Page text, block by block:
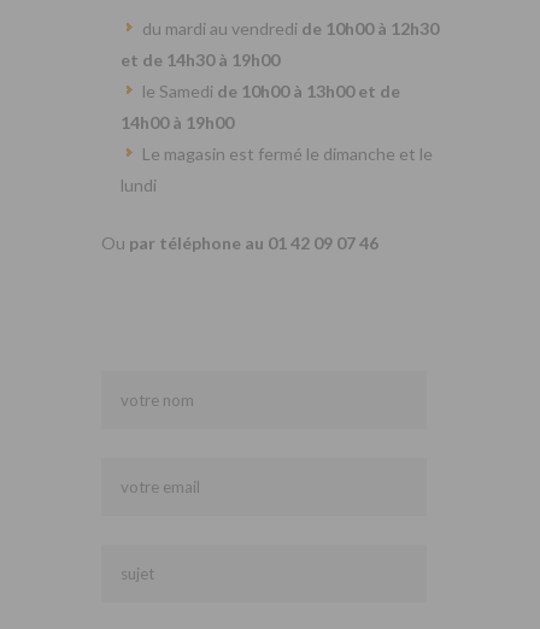
du mardi au vendredi de 10h00 à 12h30
et de 14h30 à 19h00
le Samedi de 10h00 à 13h00 et de
14h00 à 19h00
Le magasin est fermé le dimanche et le
lundi
Ou par téléphone au 01 42 09 07 46